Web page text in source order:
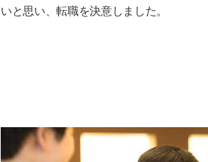
いと思い、転職を決意しました。